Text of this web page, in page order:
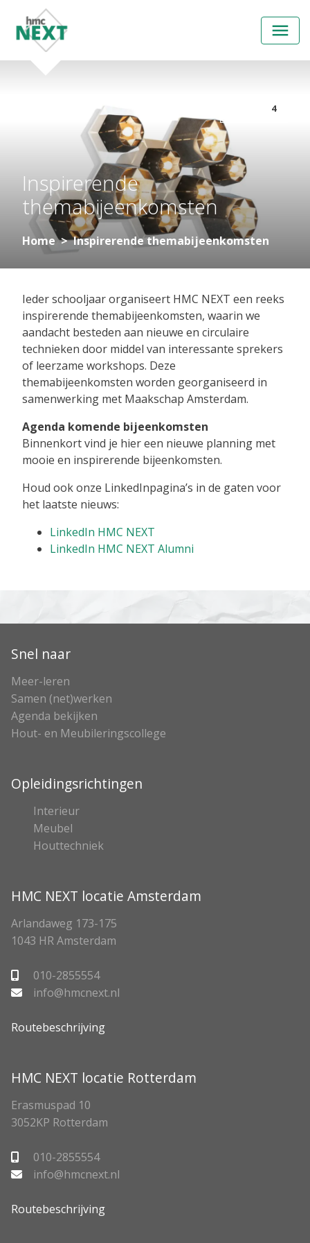
Open
menu
4
Inspirerende
themabijeenkomsten
Home Inspirerende themabijeenkomsten
Ieder schooljaar organiseert HMC NEXT een reeks
inspirerende themabijeenkomsten, waarin we
aandacht besteden aan nieuwe en circulaire
technieken door middel van interessante sprekers
of leerzame workshops. Deze
themabijeenkomsten worden georganiseerd in
samenwerking met Maakschap Amsterdam.
Agenda komende bijeenkomsten
Binnenkort vind je hier een nieuwe planning met
mooie en inspirerende bijeenkomsten.
Houd ook onze LinkedInpagina’s in de gaten voor
het laatste nieuws:
LinkedIn HMC NEXT
LinkedIn HMC NEXT Alumni
Snel naar
Meer-leren
Samen (net)werken
Agenda bekijken
Hout- en Meubileringscollege
Opleidingsrichtingen
Interieur
Meubel
Houttechniek
HMC NEXT locatie Amsterdam
Arlandaweg 173-175
1043 HR Amsterdam
010-2855554
info@hmcnext.nl
Routebeschrijving
HMC NEXT locatie Rotterdam
Erasmuspad 10
3052KP Rotterdam
010-2855554
info@hmcnext.nl
Routebeschrijving